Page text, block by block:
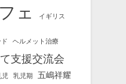
ェ イギリス
ヘルメット治療
支援交流会
児 乳児期 五嶋祥耀